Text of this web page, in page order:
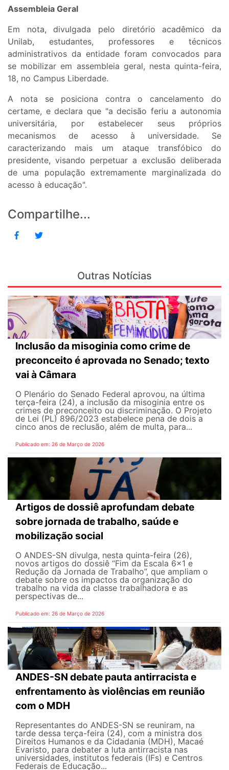
Assembleia Geral
Em nota, divulgada pelo diretório acadêmico da
Unilab, estudantes, professores e técnicos
administrativos da entidade foram convocados para
se mobilizar em assembleia geral, nesta quinta-feira,
18, no Campus Liberdade.
A nota se posiciona contra o cancelamento do
certame, e declara que "a decisão feriu a autonomia
universitária, por estabelecer seus próprios
mecanismos de acesso à universidade. Se
caracterizando mais um ataque transfóbico do
presidente, visando perpetuar a exclusão deliberada
de uma população extremamente marginalizada do
acesso à educação".
Compartilhe...
Outras Notícias
Inclusão da misoginia como crime de
preconceito é aprovada no Senado; texto
vai à Câmara
O Plenário do Senado Federal aprovou, na última
terça-feira (24), a inclusão da misoginia entre os
crimes de preconceito ou discriminação. O Projeto
de Lei (PL) 896/2023 estabelece pena de dois a
cinco anos de reclusão, além de multa, para...
Publicado em: 26 de Março de 2026
Artigos de dossiê aprofundam debate
sobre jornada de trabalho, saúde e
mobilização social
O ANDES-SN divulga, nesta quinta-feira (26),
novos artigos do dossiê “Fim da Escala 6×1 e
Redução da Jornada de Trabalho”, que ampliam o
debate sobre os impactos da organização do
trabalho na vida da classe trabalhadora e as
perspectivas de...
Publicado em: 26 de Março de 2026
ANDES-SN debate pauta antirracista e
enfrentamento às violências em reunião
com o MDH
Representantes do ANDES-SN se reuniram, na
tarde dessa terça-feira (24), com a ministra dos
Direitos Humanos e da Cidadania (MDH), Macaé
Evaristo, para debater a luta antirracista nas
universidades, institutos federais (IFs) e Centros
Federais de Educação...